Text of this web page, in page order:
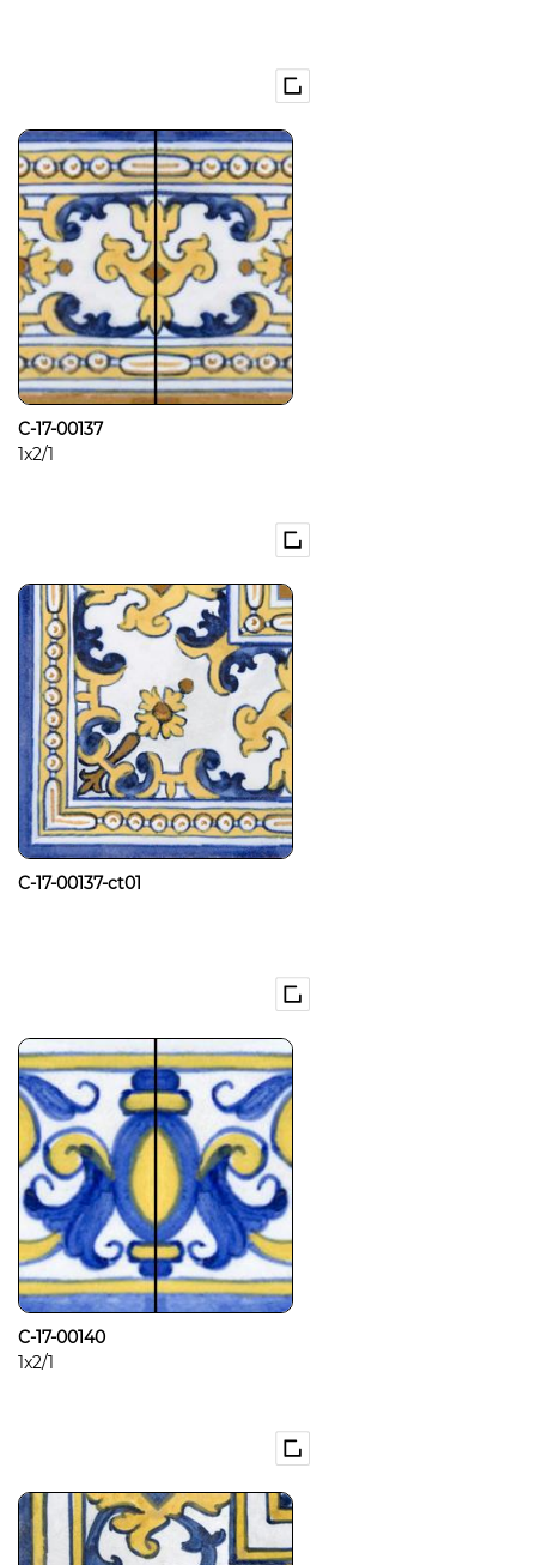
C-17-00137
1x2/1
C-17-00137-ct01
C-17-00140
1x2/1